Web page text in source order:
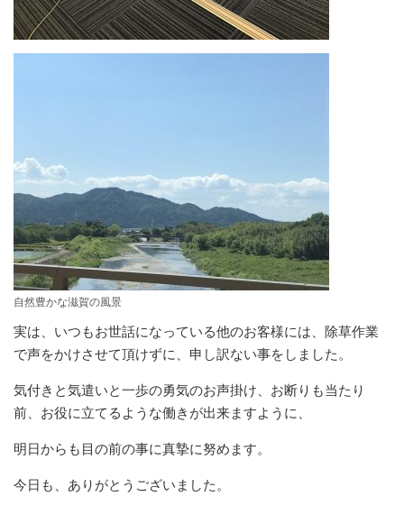
自然豊かな滋賀の風景
実は、いつもお世話になっている他のお客様には、除草作業
で声をかけさせて頂けずに、申し訳ない事をしました。
気付きと気遣いと一歩の勇気のお声掛け、お断りも当たり
前、お役に立てるような働きが出来ますように、
明日からも目の前の事に真摯に努めます。
今日も、ありがとうございました。